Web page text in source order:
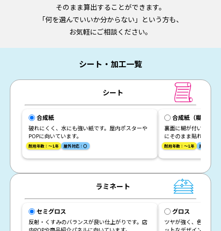
そのまま算出することができます。
「何を選んでいいか分からない」という方も、
お気軽にご相談ください。
シート・加工一覧
シート
合成紙
破れにくく、水にも強い紙です。屋内ポスターや
POPに向いています。
耐用年数：～1年 屋外対応：〇
合成紙（糊付き）
裏面に糊が付いた破れ
にそのまま貼れます。
耐用年数：～1年 屋外対応：
ラミネート
セミグロス
反射・くすみのバランスが良い仕上がりです。店
内POPや商品紹介パネルに向いています。
グロス
ツヤが強く、色がハッ
ットなデザインにオス